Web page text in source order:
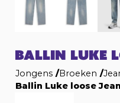
BALLIN LUKE
Jongens /Broeken /
Ballin Luke loose